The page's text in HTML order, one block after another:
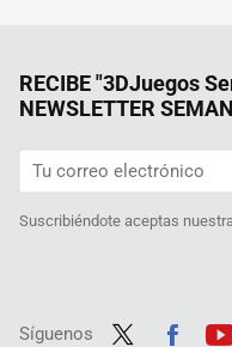
RECIBE "3DJuegos
NEWSLETTER
Suscribiéndote aceptas
Síguenos